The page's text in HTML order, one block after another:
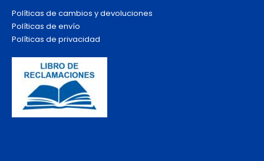
Políticas de cambios y devoluciones
Políticas de envío
Políticas de privacidad